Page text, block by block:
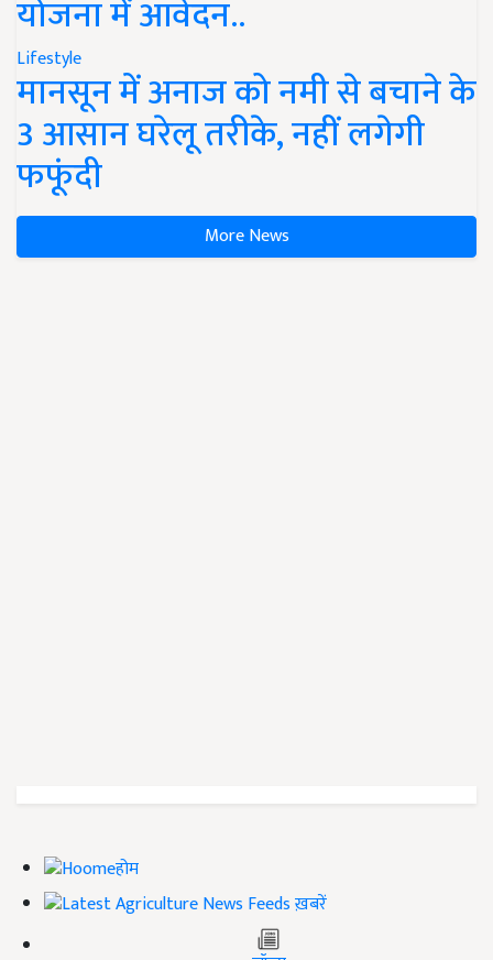
योजना में आवेदन..
Lifestyle
मानसून में अनाज को नमी से बचाने के
3 आसान घरेलू तरीके, नहीं लगेगी
फफूंदी
More News
होम
ख़बरें